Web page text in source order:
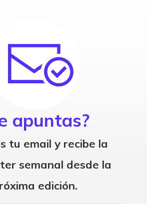
apuntas?
tu email y recibe la
semanal desde la
edición.